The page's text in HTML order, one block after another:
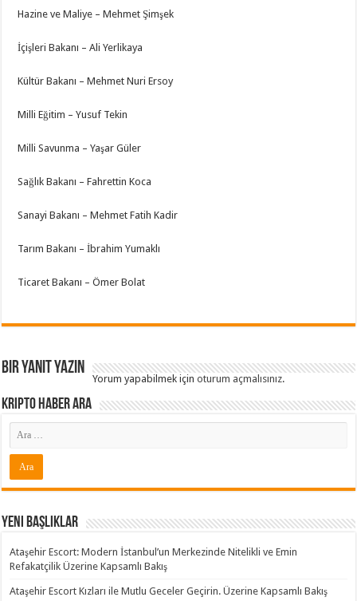
Hazine ve Maliye – Mehmet Şimşek
İçişleri Bakanı – Ali Yerlikaya
Kültür Bakanı – Mehmet Nuri Ersoy
Milli Eğitim – Yusuf Tekin
Milli Savunma – Yaşar Güler
Sağlık Bakanı – Fahrettin Koca
Sanayi Bakanı – Mehmet Fatih Kadir
Tarım Bakanı – İbrahim Yumaklı
Ticaret Bakanı – Ömer Bolat
Bir yanıt yazın
Yorum yapabilmek içinoturum açmalısınız.
Kripto Haber ARA
Yeni Başlıklar
Ataşehir Escort: Modern İstanbul’un Merkezinde Nitelikli ve Emin
Refakatçilik Üzerine Kapsamlı Bakış
Ataşehir Escort Kızları ile Mutlu Geceler Geçirin. Üzerine Kapsamlı Bakış